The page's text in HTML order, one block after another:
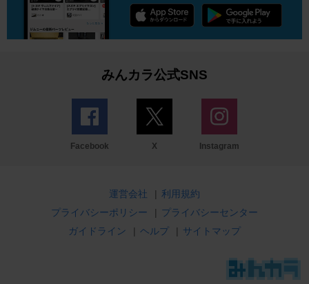
みんカラ公式SNS
Facebook X Instagram
運営会社 | 利用規約
プライバシーポリシー
| プライバシーセンター
ガイドライン
| ヘルプ | サイトマップ